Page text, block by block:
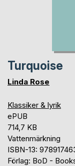
Turquoise
Linda Rose
Klassiker & lyrik
ePUB
714,7 KB
Vattenmärkning
ISBN-13:
Förlag: BoD -